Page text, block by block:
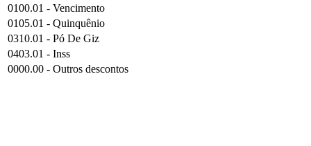
0100.01 - Vencimento
0105.01 - Quinquênio
0310.01 - Pó De Giz
0403.01 - Inss
0000.00 - Outros descontos